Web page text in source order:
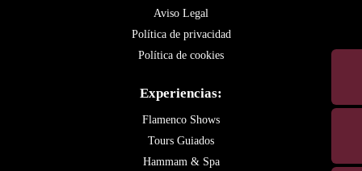
Aviso Legal
Política de privacidad
Política de cookies
Experiencias:
Flamenco Shows
Tours Guiados
Hammam & Spa